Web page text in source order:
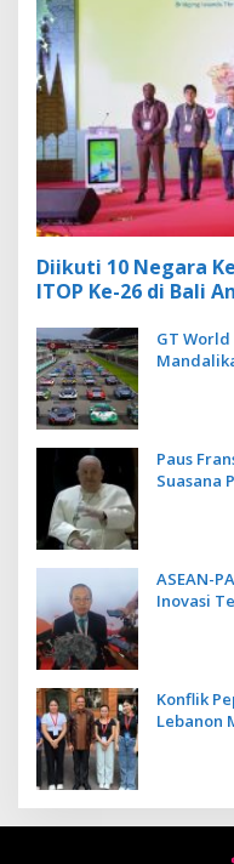
Diikuti 10 Negara
ITOP Ke-26 di Bali
GT
Paus
Suasana
ASEAN-
Inovasi
Konflik
Lebanon